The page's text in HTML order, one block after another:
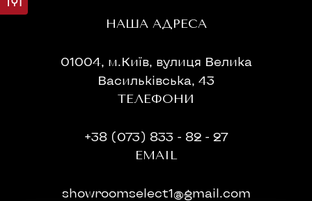
НАША АДРЕСА
01004, м.Київ, вулиця Велика
Васильківська, 43
ТЕЛЕФОНИ
+38 (073) 833 - 82 - 27
EMAIL
showroomselect1@gmail.com